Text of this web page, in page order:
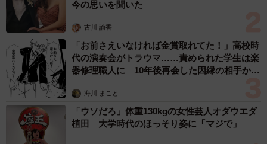
今の思いを聞いた
古川 諭香
「お前さえいなければ金賞取れてた！」高校時
代の演奏会がトラウマ……責められた学生は楽
器修理職人に 10年後再会した因縁の相手から
海川 まこと
「ウソだろ」体重130kgの女性芸人オダウエダ
植田 大学時代のほっそり姿に「マジで」